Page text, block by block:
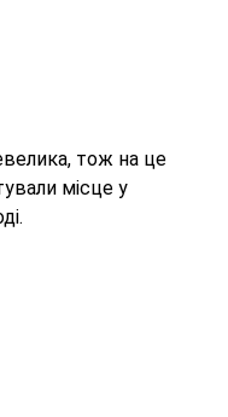
тож на це
місце у